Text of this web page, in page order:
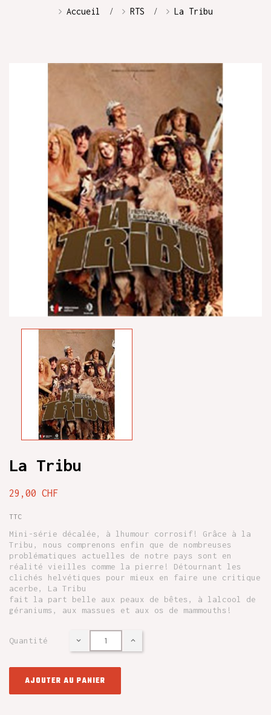
Accueil RTS La Tribu
La Tribu
29,00 CHF
TTC
Mini-série décalée, à lhumour corrosif! Grâce à la
Tribu, nous comprenons enfin que de nombreuses
problématiques actuelles de notre pays sont en
réalité vieilles comme la pierre! Détournant les
clichés helvétiques pour mieux en faire une critique
acerbe, La Tribu
fait la part belle aux peaux de bêtes, à lalcool de
géraniums, aux massues et aux os de mammouths!
Quantité
AJOUTER AU PANIER